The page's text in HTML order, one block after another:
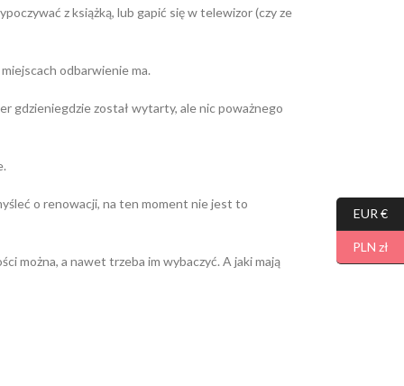
z książką, lub gapić się w telewizor (czy ze
odbarwienie ma.
gdzieniegdzie został wytarty, ale nic poważnego
o renowacji, na ten moment nie jest to
można, a nawet trzeba im wybaczyć. A jaki mają
EUR €
PLN zł